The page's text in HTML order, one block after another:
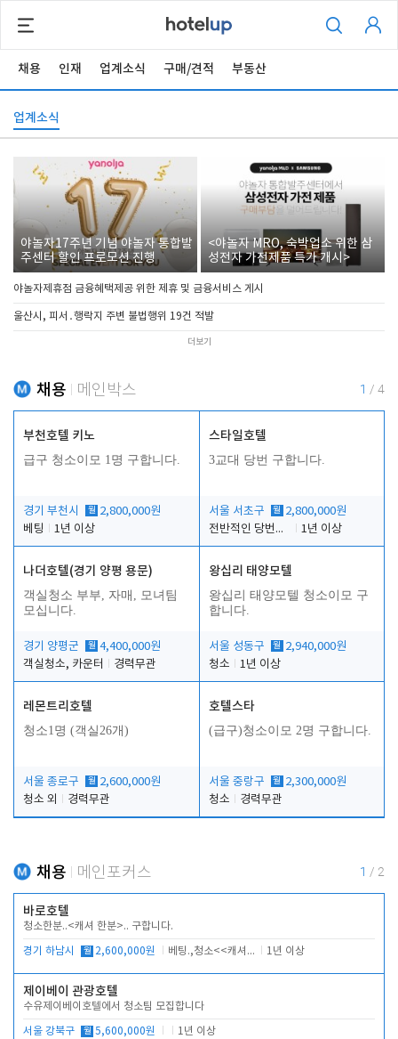
채용 인재 업계소식 구매/견적 부동산
업계소식
야놀자17주년 기념 야놀자 통합발
주센터 할인 프로모션 진행
<야놀자 MRO, 숙박업소 위한 삼
성전자 가전제품 특가 개시>
야놀자제휴점 금융혜택제공 위한 제휴 및 금융서비스 게시
울산시, 피서․행락지 주변 불법행위 19건 적발
더보기
채용 메인박스 1 / 4
부천호텔 키노
급구 청소이모 1명 구합니다.
경기 부천시 월 2,800,000원
베팅
1년 이상
스타일호텔
3교대 당번 구합니다.
서울 서초구 월 2,800,000원
전반적인 당번업무
1년 이상
나더호텔(경기 양평 용문)
객실청소 부부, 자매, 모녀팀
모십니다.
경기 양평군 월 4,400,000원
객실청소, 카운터
경력무관
왕십리 태양모텔
왕십리 태양모텔 청소이모 구
합니다.
서울 성동구 월 2,940,000원
청소
1년 이상
레몬트리호텔
청소1명 (객실26개)
서울 종로구 월 2,600,000원
청소 외
경력무관
호텔스타
(급구)청소이모 2명 구합니다.
서울 중랑구 월 2,300,000원
청소
경력무관
채용 메인포커스 1 / 2
바로호텔
청소한분..<캐셔 한분>.. 구합니다.
경기 하남시 월 2,600,000원 베팅.,청소<<캐셔 모셔봅니다. 1년 이상
제이베이 관광호텔
수유제이베이호텔에서 청소팀 모집합니다
서울 강북구 월 5,600,000원 1년 이상